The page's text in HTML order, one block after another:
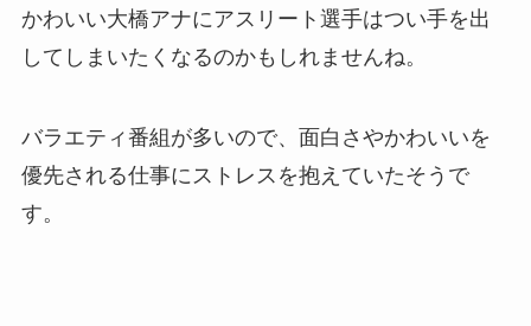
かわいい大橋アナにアスリート選手はつい手を出
してしまいたくなるのかもしれませんね。
バラエティ番組が多いので、面白さやかわいいを
優先される仕事にストレスを抱えていたそうで
す。